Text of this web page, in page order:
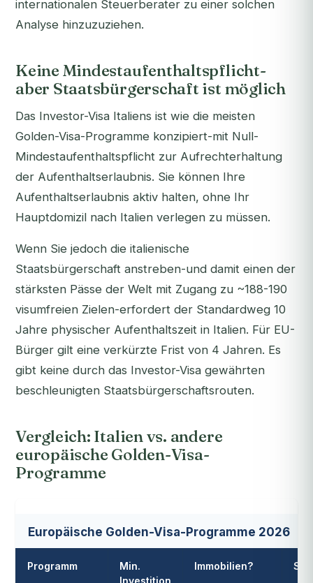
internationalen Steuerberater zu einer solchen
Analyse hinzuzuziehen.
Keine Mindestaufenthaltspflicht-
aber Staatsbürgerschaft ist möglich
Das Investor-Visa Italiens ist wie die meisten
Golden-Visa-Programme konzipiert-mit Null-
Mindestaufenthaltspflicht zur Aufrechterhaltung
der Aufenthaltserlaubnis. Sie können Ihre
Aufenthaltserlaubnis aktiv halten, ohne Ihr
Hauptdomizil nach Italien verlegen zu müssen.
Wenn Sie jedoch die italienische
Staatsbürgerschaft anstreben-und damit einen der
stärksten Pässe der Welt mit Zugang zu ~188-190
visumfreien Zielen-erfordert der Standardweg 10
Jahre physischer Aufenthaltszeit in Italien. Für EU-
Bürger gilt eine verkürzte Frist von 4 Jahren. Es
gibt keine durch das Investor-Visa gewährten
beschleunigten Staatsbürgerschaftsrouten.
Vergleich: Italien vs. andere
europäische Golden-Visa-
Programme
Europäische Golden-Visa-Programme 2026
Programm
Min.
Investition
Immobilien?